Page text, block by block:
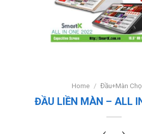
Home / Đầu+Màn
ĐẦU LIỀN MÀN – ALL